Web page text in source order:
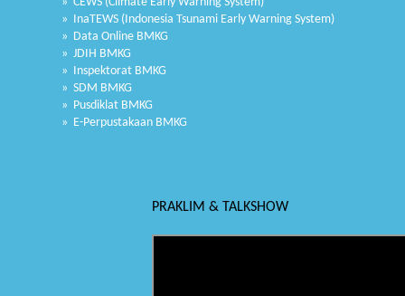
» InaTEWS (Indonesia Tsunami Early Warning System)
» Data Online BMKG
» JDIH BMKG
» Inspektorat BMKG
» SDM BMKG
» Pusdiklat BMKG
» E-Perpustakaan BMKG
PRAKLIM & TALKSHOW